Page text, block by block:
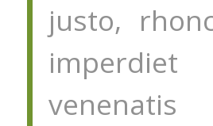
justo,
venenatis